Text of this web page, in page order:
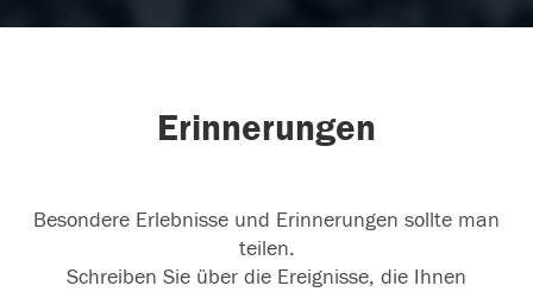
Erinnerungen
Besondere Erlebnisse und Erinnerungen sollte man
teilen.
Schreiben Sie über die Ereignisse, die Ihnen